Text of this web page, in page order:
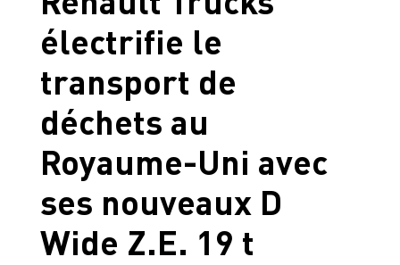
électrifie le
transport de
déchets au
Royaume-Uni avec
ses nouveaux D
Wide Z.E. 19 t